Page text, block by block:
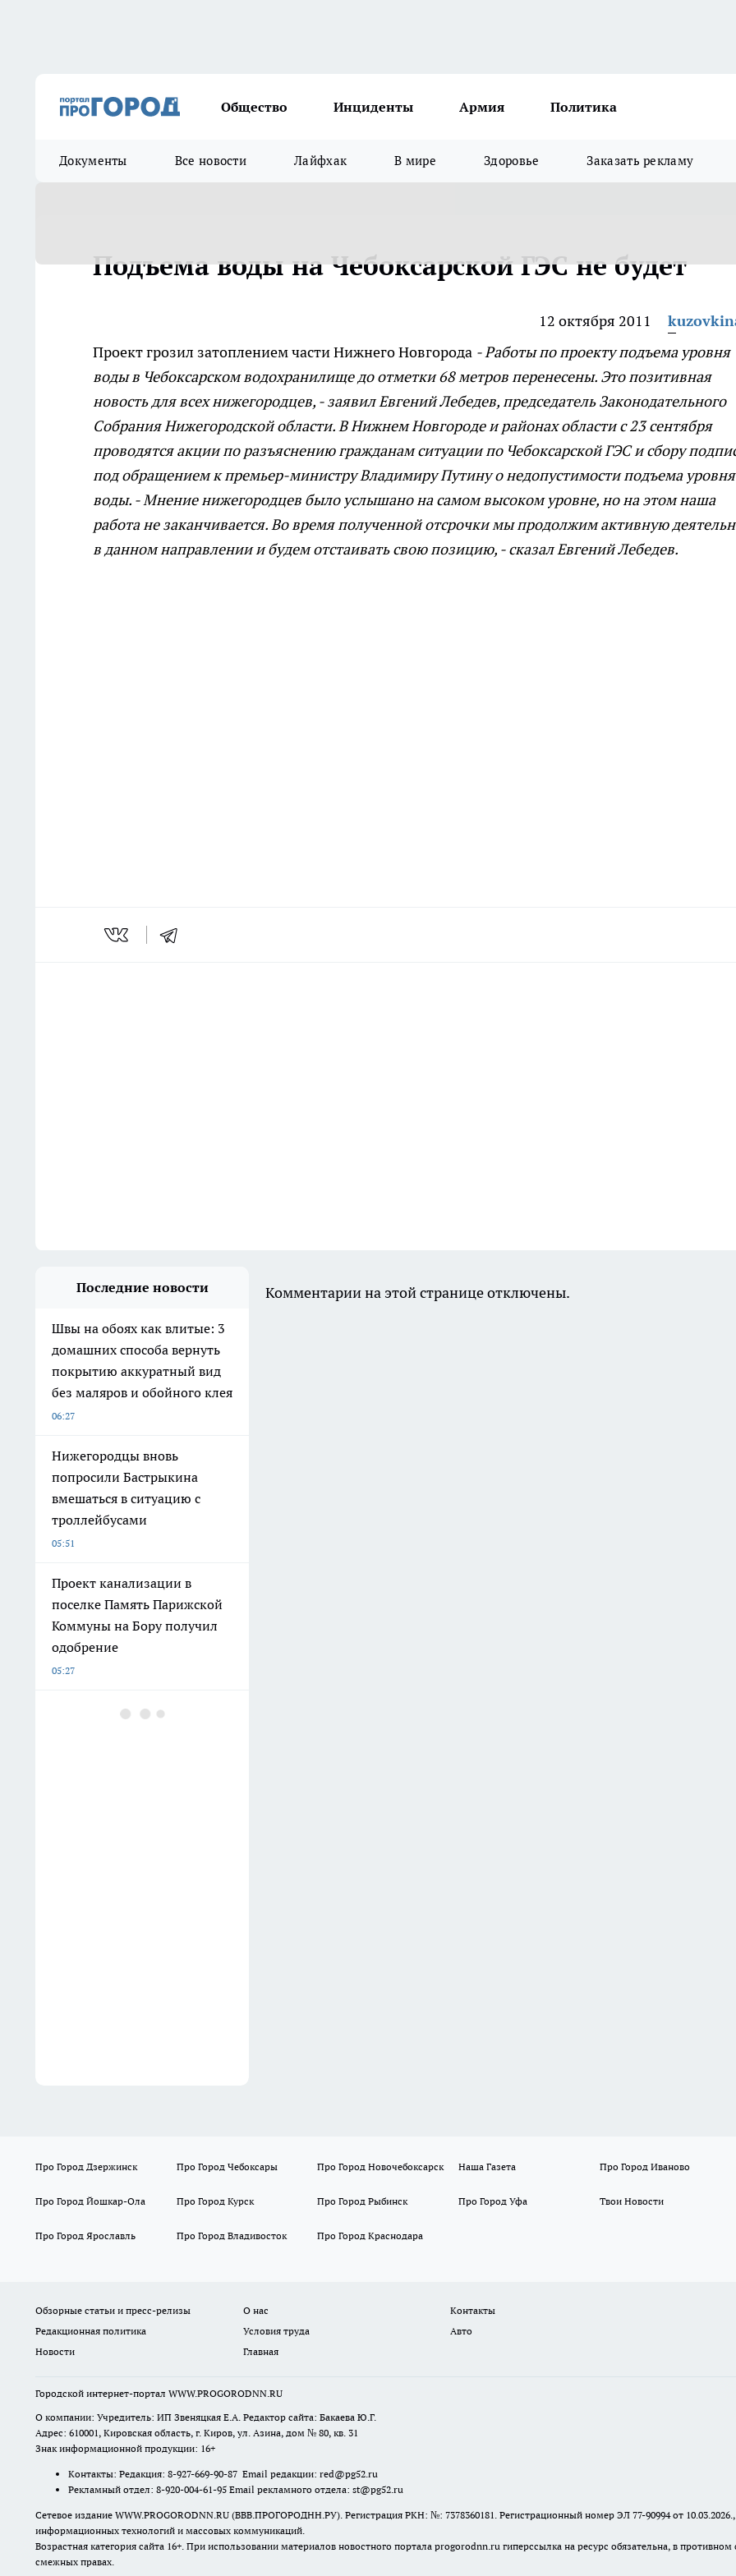
Общество Инциденты Армия Политика
Документы Все новости Лайфхак В мире Здоровье Заказать рекламу
Подъема воды на Чебоксарской ГЭС не будет
12 октября 2011
Проект грозил затоплением части Нижнего Новгорода - Работы по проекту подъема уровня
воды в Чебоксарском водохранилище до отметки 68 метров перенесены. Это позитивная
новость для всех нижегородцев, - заявил Евгений Лебедев, председатель Законодательного
Собрания Нижегородской области. В Нижнем Новгороде и районах области с 23 сентября
проводятся акции по разъяснению гражданам ситуации по Чебоксарской ГЭС и сбору
под обращением к премьер-министру Владимиру Путину о недопустимости подъема уровня
воды. - Мнение нижегородцев было услышано на самом высоком уровне, но на этом наша
работа не заканчивается. Во время полученной отсрочки мы продолжим активную
в данном направлении и будем отстаивать свою позицию, - сказал Евгений Лебедев.
Последние новости
Швы на обоях как влитые: 3
домашних способа вернуть
покрытию аккуратный вид
без маляров и обойного клея
06:27
Нижегородцы вновь
попросили Бастрыкина
вмешаться в ситуацию с
троллейбусами
05:51
Проект канализации в
поселке Память Парижской
Коммуны на Бору получил
одобрение
05:27
Названа самая полезная
Комментарии на этой странице отключены.
Про Город Дзержинск Про Город Чебоксары Про Город Новочебоксарск Наша Газета Про Город Иваново
Про Город Йошкар-Ола Про Город Курск Про Город Рыбинск Про Город Уфа Твои Новости
Про Город Ярославль Про Город Владивосток Про Город Краснодара
Обзорные статьи и пресс-релизы О нас
Контакты
Редакционная политика
Условия труда
Авто
Новости
Главная
Городской интернет-портал WWW.PROGORODNN.RU
О компании: Учредитель: ИП Звеняцкая Е.А. Редактор сайта: Бакаева Ю.Г.
Адрес: 610001, Кировская область, г. Киров, ул. Азина, дом № 80, кв. 31
Знак информационной продукции: 16+
Контакты: Редакция: 8-927-669-90-87 Email редакции: red@pg52.ru
Рекламный отдел: 8-920-004-61-95 Email рекламного отдела: st@pg52.ru
Сетевое издание WWW.PROGORODNN.RU (ВВВ.ПРОГОРОДНН.РУ). Регистрация РКН: №: 7378360181. Регистрационный номер ЭЛ 77-90994 от
информационных технологий и массовых коммуникаций.
Возрастная категория сайта 16+. При использовании материалов новостного портала progorodnn.ru гиперссылка на ресурс обязательна, в противном
смежных правах.